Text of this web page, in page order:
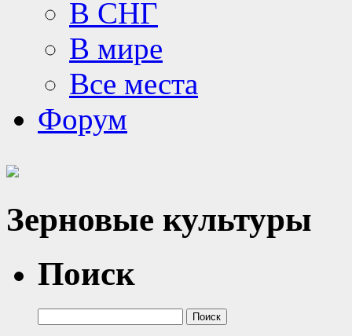
В СНГ
В мире
Все места
Форум
Зерновые культуры
Поиск